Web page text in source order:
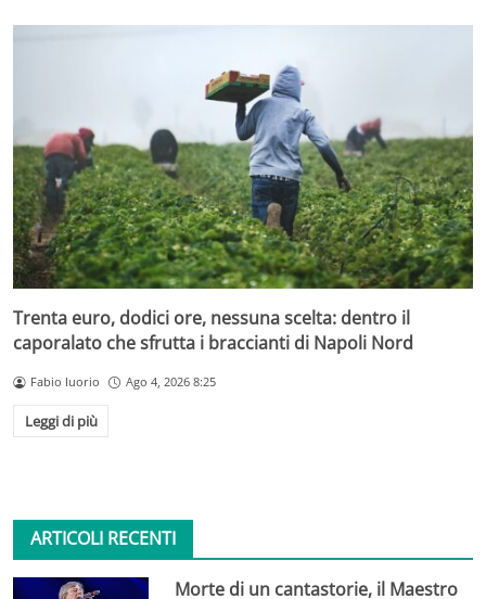
Trenta euro, dodici ore, nessuna scelta: dentro il
caporalato che sfrutta i braccianti di Napoli Nord
Fabio Iuorio Ago 4, 2026 8:25
Leggi di più
ARTICOLI RECENTI
Morte di un cantastorie, il Maestro